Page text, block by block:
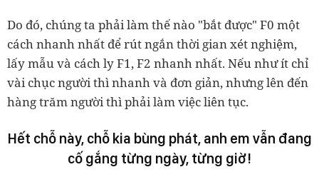
Do đó, chúng ta phải làm thế nào "bắt được" F0 một
cách nhanh nhất để rút ngắn thời gian xét nghiệm,
lấy mẫu và cách ly F1, F2 nhanh nhất. Nếu như ít chỉ
vài chục người thì nhanh và đơn giản, nhưng lên đến
hàng trăm người thì phải làm việc liên tục.
Hết chỗ này, chỗ kia bùng phát, anh em vẫn đang
cố gắng từng ngày, từng giờ!